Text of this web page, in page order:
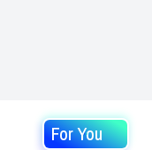
For You